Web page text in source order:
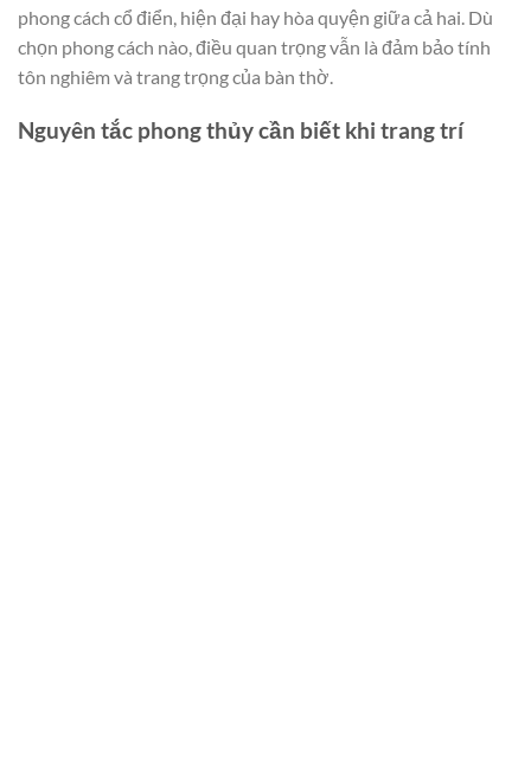
phong cách cổ điển, hiện đại hay hòa quyện giữa cả hai. Dù
chọn phong cách nào, điều quan trọng vẫn là đảm bảo tính
tôn nghiêm và trang trọng của bàn thờ.
Nguyên tắc phong thủy cần biết khi trang trí